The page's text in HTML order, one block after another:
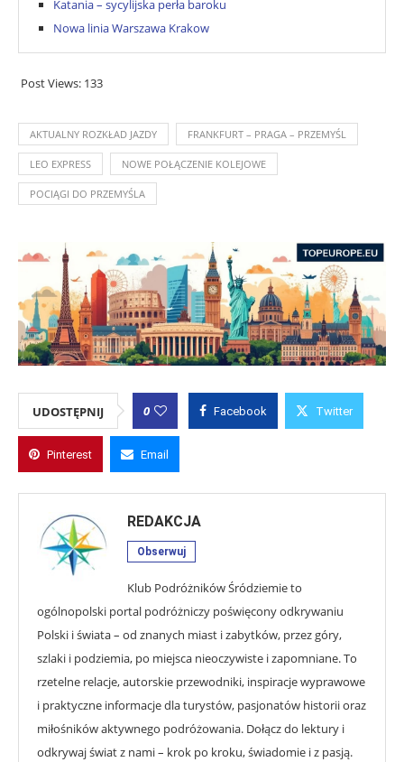
Katania – sycylijska perła baroku
Nowa linia Warszawa Krakow
Post Views: 133
AKTUALNY ROZKŁAD JAZDY FRANKFURT – PRAGA – PRZEMYŚL
LEO EXPRESS NOWE POŁĄCZENIE KOLEJOWE
POCIĄGI DO PRZEMYŚLA
UDOSTĘPNIJ 0 Facebook Twitter
Pinterest Email
REDAKCJA
Obserwuj
Klub Podróżników Śródziemie to
ogólnopolski portal podróżniczy poświęcony odkrywaniu
Polski i świata – od znanych miast i zabytków, przez góry,
szlaki i podziemia, po miejsca nieoczywiste i zapomniane. To
rzetelne relacje, autorskie przewodniki, inspiracje wyprawowe
i praktyczne informacje dla turystów, pasjonatów historii oraz
miłośników aktywnego podróżowania. Dołącz do lektury i
odkrywaj świat z nami – krok po kroku, świadomie i z pasją.